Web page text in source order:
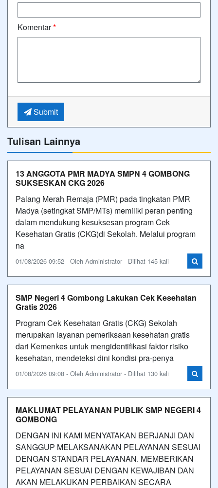
Komentar*
Submit
Tulisan Lainnya
13 ANGGOTA PMR MADYA SMPN 4 GOMBONG
SUKSESKAN CKG 2026
Palang Merah Remaja (PMR) pada tingkatan PMR
Madya (setingkat SMP/MTs) memiliki peran penting
dalam mendukung kesuksesan program Cek
Kesehatan Gratis (CKG)di Sekolah. Melalui program
na
01/08/2026 09:52 - Oleh Administrator - Dilihat 145 kali
SMP Negeri 4 Gombong Lakukan Cek Kesehatan
Gratis 2026
Program Cek Kesehatan Gratis (CKG) Sekolah
merupakan layanan pemeriksaan kesehatan gratis
dari Kemenkes untuk mengidentifikasi faktor risiko
kesehatan, mendeteksi dini kondisi pra-penya
01/08/2026 09:08 - Oleh Administrator - Dilihat 130 kali
MAKLUMAT PELAYANAN PUBLIK SMP NEGERI 4
GOMBONG
DENGAN INI KAMI MENYATAKAN BERJANJI DAN
SANGGUP MELAKSANAKAN PELAYANAN SESUAI
DENGAN STANDAR PELAYANAN. MEMBERIKAN
PELAYANAN SESUAI DENGAN KEWAJIBAN DAN
AKAN MELAKUKAN PERBAIKAN SECARA